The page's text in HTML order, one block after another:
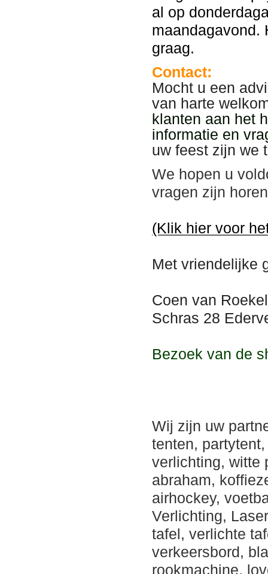
al op
maandagavond.
graag.
Contact:
Mocht u een
van harte
klanten aan het
informatie en
uw feest zijn we
We hopen u
vragen zijn
(Klik hier voor
Met vriendelijke
Coen van Roekel
Schras 28
Bezoek van de
Wij zijn uw
tenten,
verlichting, witte
abraham,
airhockey,
Verlichting,
tafel, verlichte
verkeersbord,
rookmachine,